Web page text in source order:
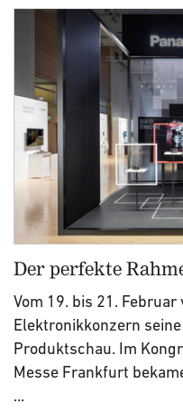
Der perfekte
Vom 19. bis 21.
Elektronikkonzern
Produktschau. Im
Messe Frankfurt
...